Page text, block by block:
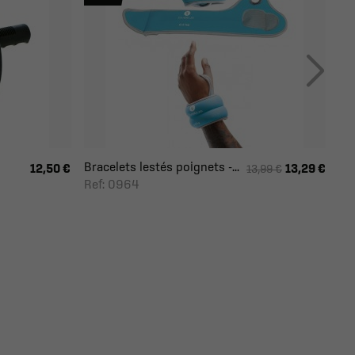
12,50 €
Bracelets lestés poignets -...
Ref: 0964
13,99 € 13,29 €